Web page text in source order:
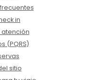
in
atención
(PQRS)
sitio